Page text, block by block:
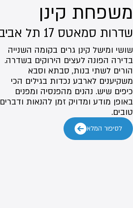
משפחת קינן
שדרות סמאטס 17 תל אביב
שושי ומישל קינן גרים בקומה השנייה
בדירה הפונה לעצים הירוקים בשדרה.
הורים לשתי בנות, סבתא וסבא
משקיענים לארבע נכדות בגילים הכי
כיפים שיש. נהנים מהפנסיה ומפנים
באופן מודע ומדויק זמן להנאות ודברים
טובים.
לסיפור המלא